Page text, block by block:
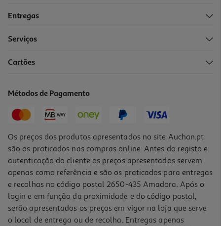
Entregas
Serviços
Cartões
Métodos de Pagamento
Os preços dos produtos apresentados no site Auchan.pt
são os praticados nas compras online. Antes do registo e
autenticação do cliente os preços apresentados servem
apenas como referência e são os praticados para entregas
e recolhas no código postal 2650-435 Amadora. Após o
login e em função da proximidade e do código postal,
serão apresentados os preços em vigor na loja que serve
o local de entrega ou de recolha. Entregas apenas